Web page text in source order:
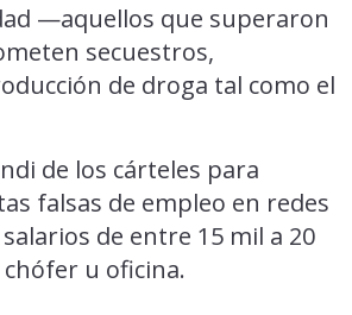
—aquellos que superaron
secuestros,
de droga tal como el
de los cárteles para
falsas de empleo en redes
de entre 15 mil a 20
u oficina.